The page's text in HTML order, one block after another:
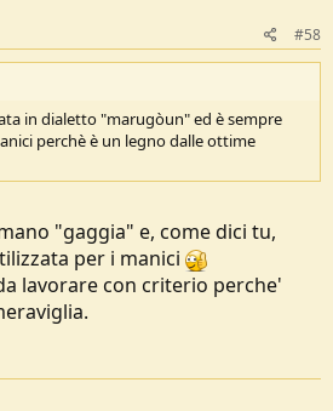
#58
in dialetto "marugòun" ed è sempre
perchè è un legno dalle ottime
"gaggia" e, come dici tu,
per i manici
lavorare con criterio perche'